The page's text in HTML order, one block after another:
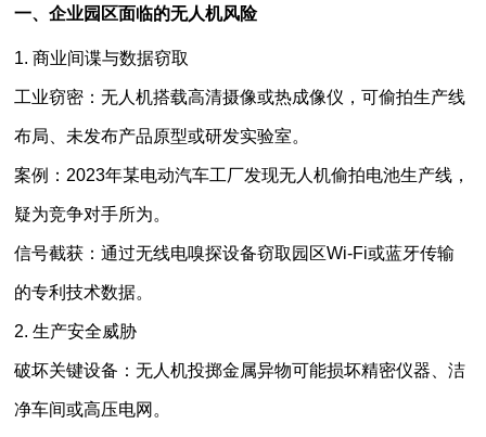
一、企业园区面临的无人机风险
1. 商业间谍与数据窃取
工业窃密：无人机搭载高清摄像或热成像仪，可偷拍生产线
布局、未发布产品原型或研发实验室。
案例：2023年某电动汽车工厂发现无人机偷拍电池生产线，
疑为竞争对手所为。
信号截获：通过无线电嗅探设备窃取园区Wi-Fi或蓝牙传输
的专利技术数据。
2. 生产安全威胁
破坏关键设备：无人机投掷金属异物可能损坏精密仪器、洁
净车间或高压电网。